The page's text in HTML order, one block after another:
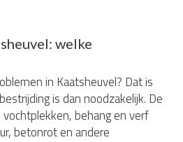
welke
in Kaatsheuvel? Dat is
is dan noodzakelijk. De
behang en verf
betonrot en andere